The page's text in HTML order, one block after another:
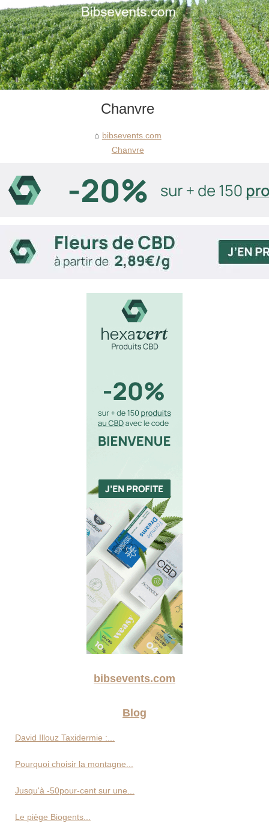
Chanvre
bibsevents.com
Chanvre
bibsevents.com
Blog
David Illouz Taxidermie :...
Pourquoi choisir la montagne...
Jusqu'à -50pour-cent sur une...
Le piège Biogents...